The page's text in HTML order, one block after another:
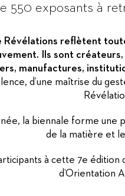
550 exposants à
Révélations reflètent
Ils sont
manufactures,
d’une maîtrise du
la biennale forme
de la matière et
à cette 7e
d’Orientation